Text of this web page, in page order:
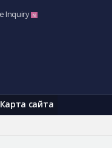
Inquiry
Карта сайта